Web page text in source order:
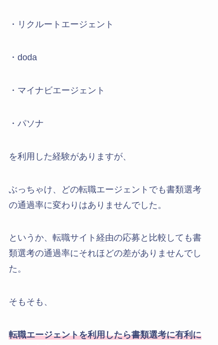
・リクルートエージェント
・doda
・マイナビエージェント
・パソナ
を利用した経験がありますが、
ぶっちゃけ、どの転職エージェントでも書類選考
の通過率に変わりはありませんでした。
というか、転職サイト経由の応募と比較しても書
類選考の通過率にそれほどの差がありませんでし
た。
そもそも、
転職エージェントを利用したら書類選考に有利に